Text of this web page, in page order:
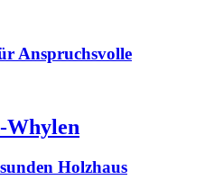
Anspruchsvolle
Whylen
Holzhaus